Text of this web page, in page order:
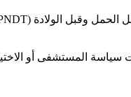
المستشفى أو